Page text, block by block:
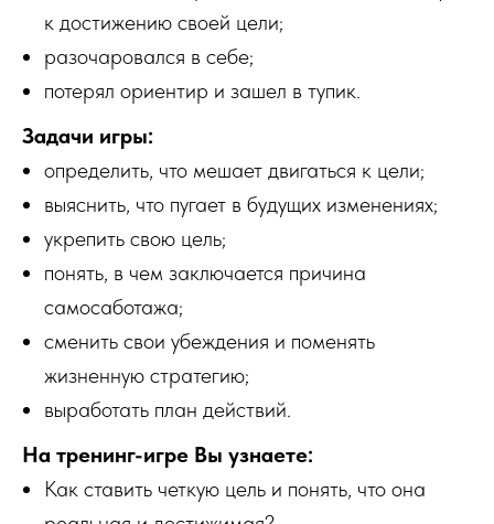
к достижению своей цели;
разочаровался в себе;
потерял ориентир и зашел в тупик.
Задачи игры:
определить, что мешает двигаться к цели;
выяснить, что пугает в будущих изменениях;
укрепить свою цель;
понять, в чем заключается причина
самосаботажа;
сменить свои убеждения и поменять
жизненную стратегию;
выработать план действий.
На тренинг-игре Вы узнаете:
Как ставить четкую цель и понять, что она